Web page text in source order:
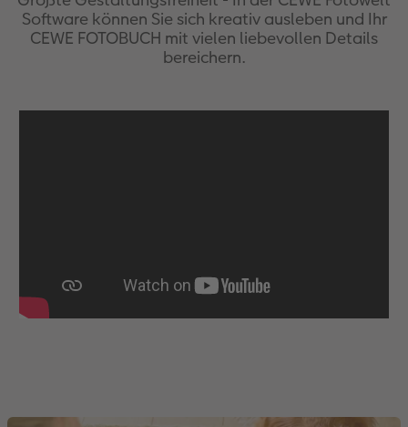
Software können Sie sich kreativ ausleben und Ihr
CEWE FOTOBUCH mit vielen liebevollen Details
bereichern.